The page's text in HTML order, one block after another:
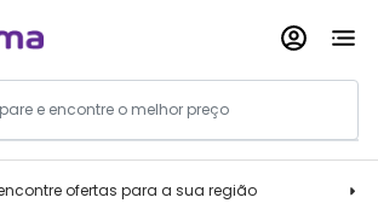
encontre ofertas para a sua região